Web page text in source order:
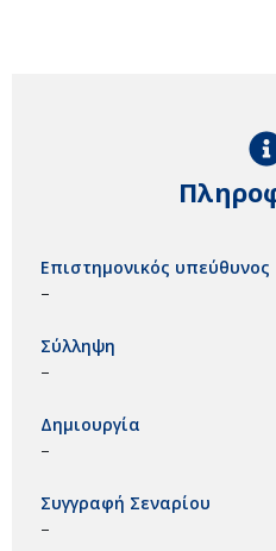
Επιστημονικός υπεύθυνος
–
Σύλληψη
–
Δημιουργία
–
Συγγραφή Σεναρίου
–